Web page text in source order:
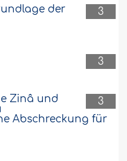
3
der
3
3
Zinâ und
Abschreckung für